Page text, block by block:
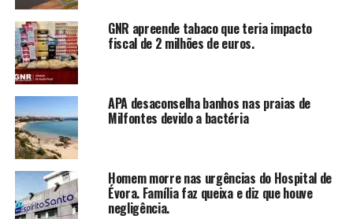
GNR apreende tabaco que teria impacto
fiscal de 2 milhões de euros.
APA desaconselha banhos nas praias de
Milfontes devido a bactéria
Homem morre nas urgências do Hospital de
Évora. Família faz queixa e diz que houve
negligência.